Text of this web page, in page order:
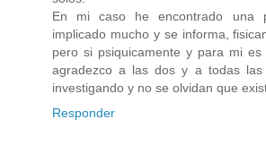
En mi caso he encontrado una
implicado mucho y se informa,
pero si psiquicamente y para mi
agradezco a las dos y a todas las
investigando y no se olvidan que
Responder